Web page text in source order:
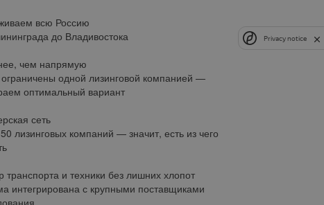
всю Россию
до Владивостока
чем напрямую
одной лизинговой компанией —
оптимальный вариант
сеть
лизинговых компаний — значит, есть из чего
транспорта и техники без лишних хлопот
интегрирована с крупными поставщиками
Privacy notice